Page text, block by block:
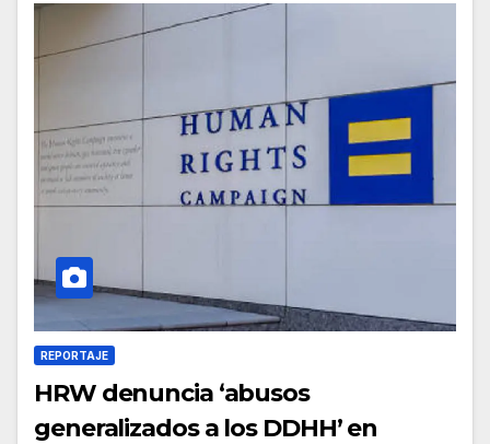
REPORTAJE
HRW denuncia ‘abusos
generalizados a los DDHH’ en